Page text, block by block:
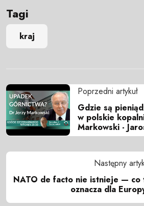
Tagi
kraj
Poprzedni artykuł
Gdzie są
w polskie
Markowski -
Następny
NATO de facto nie istnieje — co
oznacza dla